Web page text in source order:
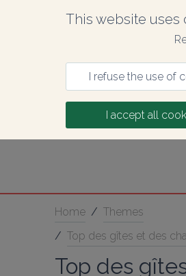
This website uses
I refuse the use of
I accept all
Home / Themes
/ Top des gîtes et des
Top des